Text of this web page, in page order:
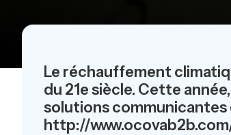
Le réchauffement
du 21e siècle. Cette
solutions communicantes
http://